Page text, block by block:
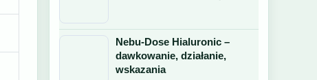
Nebu-Dose Hialuronic –
dawkowanie, działanie,
wskazania